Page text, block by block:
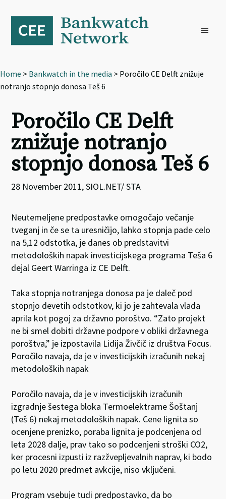
primary
navigation
content
footer
Home > Bankwatch in the media > Poročilo CE Delft znižuje
notranjo stopnjo donosa Teš 6
Poročilo CE Delft
znižuje notranjo
stopnjo donosa Teš 6
28 November 2011, SIOL.NET/ STA
Neutemeljene predpostavke omogočajo večanje
tveganj in če se ta uresničijo, lahko stopnja pade celo
na 5,12 odstotka, je danes ob predstavitvi
metodoloških napak investicijskega programa Teša 6
dejal Geert Warringa iz CE Delft.
Taka stopnja notranjega donosa pa je daleč pod
stopnjo devetih odstotkov, ki jo je zahtevala vlada
aprila kot pogoj za državno poroštvo. “Zato projekt
ne bi smel dobiti državne podpore v obliki državnega
poroštva,” je izpostavila Lidija Živčič iz društva Focus.
Poročilo navaja, da je v investicijskih izračunih nekaj
metodoloških napak
Poročilo navaja, da je v investicijskih izračunih
izgradnje šestega bloka Termoelektrarne Šoštanj
(Teš 6) nekaj metodoloških napak. Cene lignita so
ocenjene prenizko, poraba lignita je podcenjena od
leta 2028 dalje, prav tako so podcenjeni stroški CO2,
ker procesni izpusti iz razžvepljevalnih naprav, ki bodo
po letu 2020 predmet avkcije, niso vključeni.
Program vsebuje tudi predpostavko, da bo